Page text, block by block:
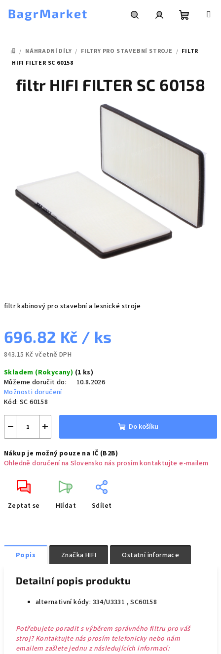
BagrMarket
DOMŮ
/ NÁHRADNÍ DÍLY / FILTRY PRO STAVEBNÍ STROJE / FILTR
HIFI FILTER SC 60158
filtr kabinový pro stavební a lesnické stroje
696.82 Kč / ks
843.15 Kč včetně DPH
cena:
Skladem (Rokycany) (1 ks)
Můžeme doručit do:
10.8.2026
Možnosti doručení
Kód: SC 60158
+
− Do košíku
Nákup je možný pouze na IČ (B2B)
Ohledně doručení na Slovensko nás prosím kontaktujte e-mailem
Zeptat se Hlídat Sdílet
filtr HIFI FILTER SC 60158
Popis Značka HIFI Ostatní informace
Detailní popis produktu
alternativní kódy: 334/U3331 , SC60158
Potřebujete poradit s výběrem správného filtru pro váš
stroj? Kontaktujte nás prosím telefonicky nebo nám
emailem zašlete jednu z následujících informací: